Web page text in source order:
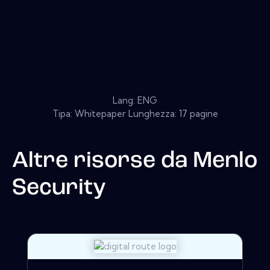
Lang: ENG
Tipa: Whitepaper Lunghezza: 17 pagine
Altre risorse da Menlo
Security